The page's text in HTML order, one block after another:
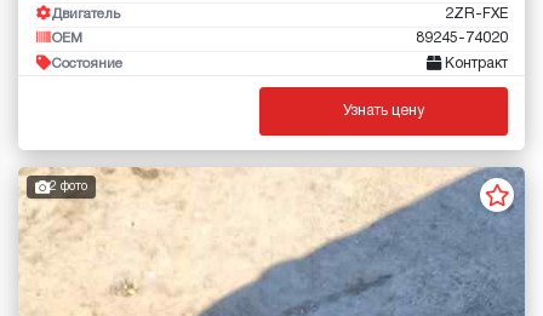
Двигатель 2ZR-FXE
OEM 89245-74020
Состояние Контракт
Узнать цену
2 фото